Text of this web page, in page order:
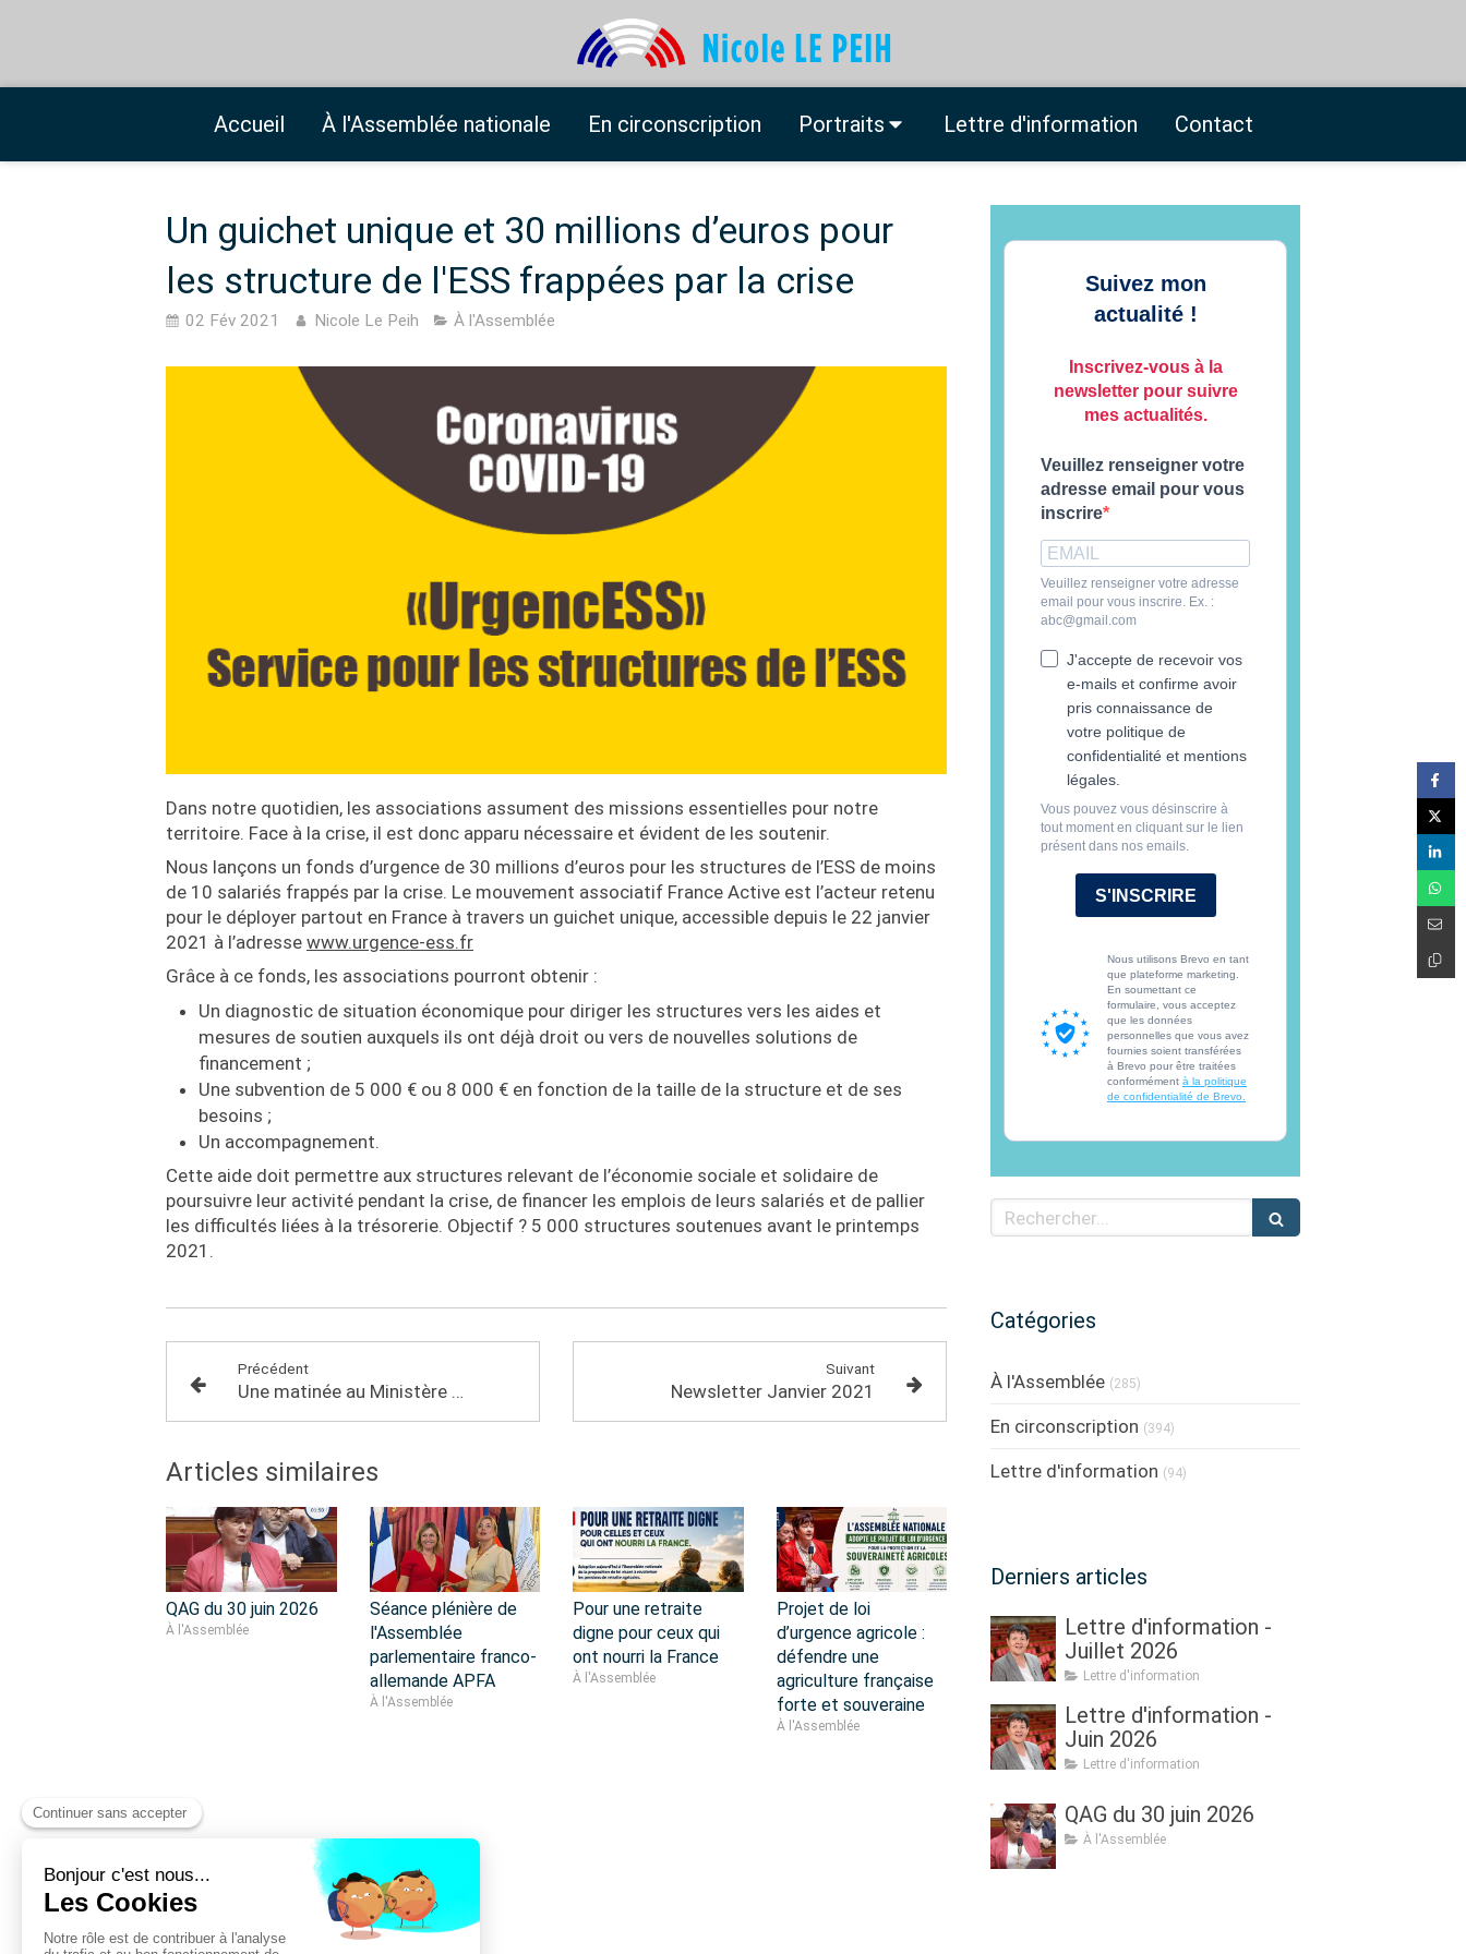
Accueil À l'Assemblée nationale En circonscription Portraits Lettre d'information Contact
Un guichet unique et 30 millions d’euros pour
les structure de l'ESS frappées par la crise
02 Fév 2021 Nicole Le Peih À l'Assemblée
Dans notre quotidien, les associations assument des missions essentielles pour notre
territoire. Face à la crise, il est donc apparu nécessaire et évident de les soutenir.
Nous lançons un fonds d’urgence de 30 millions d’euros pour les structures de l’ESS de moins
de 10 salariés frappés par la crise. Le mouvement associatif France Active est l’acteur retenu
pour le déployer partout en France à travers un guichet unique, accessible depuis le 22 janvier
2021 à l’adresse www.urgence-ess.fr
Grâce à ce fonds, les associations pourront obtenir :
Un diagnostic de situation économique pour diriger les structures vers les aides et
mesures de soutien auxquels ils ont déjà droit ou vers de nouvelles solutions de
financement ;
Une subvention de 5 000 € ou 8 000 € en fonction de la taille de la structure et de ses
besoins ;
Un accompagnement.
Cette aide doit permettre aux structures relevant de l’économie sociale et solidaire de
poursuivre leur activité pendant la crise, de financer les emplois de leurs salariés et de pallier
les difficultés liées à la trésorerie. Objectif ? 5 000 structures soutenues avant le printemps
2021.
Précédent
Une matinée au Ministère de l’Economie sur la situation des commerces multi-activité
Suivant
Newsletter Janvier 2021
Articles similaires
QAG du 30 juin 2026
À l'Assemblée
Séance plénière de
l'Assemblée
parlementaire franco-
allemande APFA
À l'Assemblée
Pour une retraite
digne pour ceux qui
ont nourri la France
À l'Assemblée
Projet de loi
d’urgence agricole :
défendre une
agriculture française
forte et souveraine
À l'Assemblée
Suivez mon
actualité !
Inscrivez-vous à la
newsletter pour suivre
mes actualités.
Veuillez renseigner votre
adresse email pour vous
inscrire
Veuillez renseigner votre adresse
email pour vous inscrire. Ex. :
abc@gmail.com
J'accepte de recevoir vos
e-mails et confirme avoir
pris connaissance de
votre politique de
confidentialité et mentions
légales.
Vous pouvez vous désinscrire à
tout moment en cliquant sur le lien
présent dans nos emails.
S'INSCRIRE
Nous utilisons Brevo en tant
que plateforme marketing.
En soumettant ce
formulaire, vous acceptez
que les données
personnelles que vous avez
fournies soient transférées
à Brevo pour être traitées
conformément à la politique
de confidentialité de Brevo.
Rechercher
Catégories
À l'Assemblée (285)
En circonscription (394)
Lettre d'information (94)
Derniers articles
Lettre d'information -
Juillet 2026
Lettre d'information
Lettre d'information -
Juin 2026
Lettre d'information
QAG du 30 juin 2026
À l'Assemblée